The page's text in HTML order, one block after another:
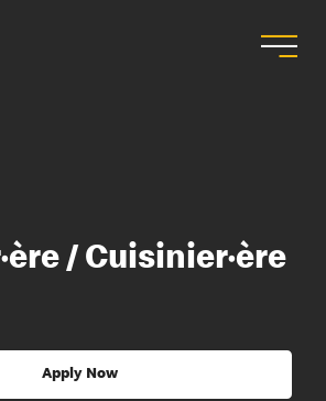
/ Cuisinier·ère
Apply Now